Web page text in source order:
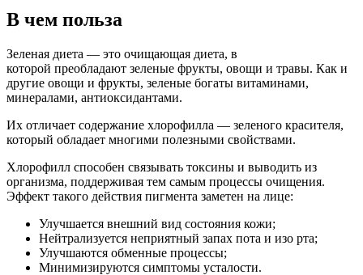
В чем польза
Зеленая диета — это очищающая диета, в
которой преобладают зеленые фрукты, овощи и травы. Как и
другие овощи и фрукты, зеленые богаты витаминами,
минералами, антиоксидантами.
Их отличает содержание хлорофилла — зеленого красителя,
который обладает многими полезными свойствами.
Хлорофилл способен связывать токсины и выводить из
организма, поддерживая тем самым процессы очищения.
Эффект такого действия пигмента заметен на лице:
Улучшается внешний вид состояния кожи;
Нейтрализуется неприятный запах пота и изо рта;
Улучшаются обменные процессы;
Минимизируются симптомы усталости.